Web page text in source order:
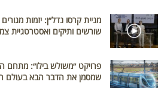
מניית קרסו נדל״ן: יזמות
שורשים ותיקים ואסטרטגיית
פרויקט ״משולש בילו״: מתחם
שמסמן את הדבר הבא בעולם